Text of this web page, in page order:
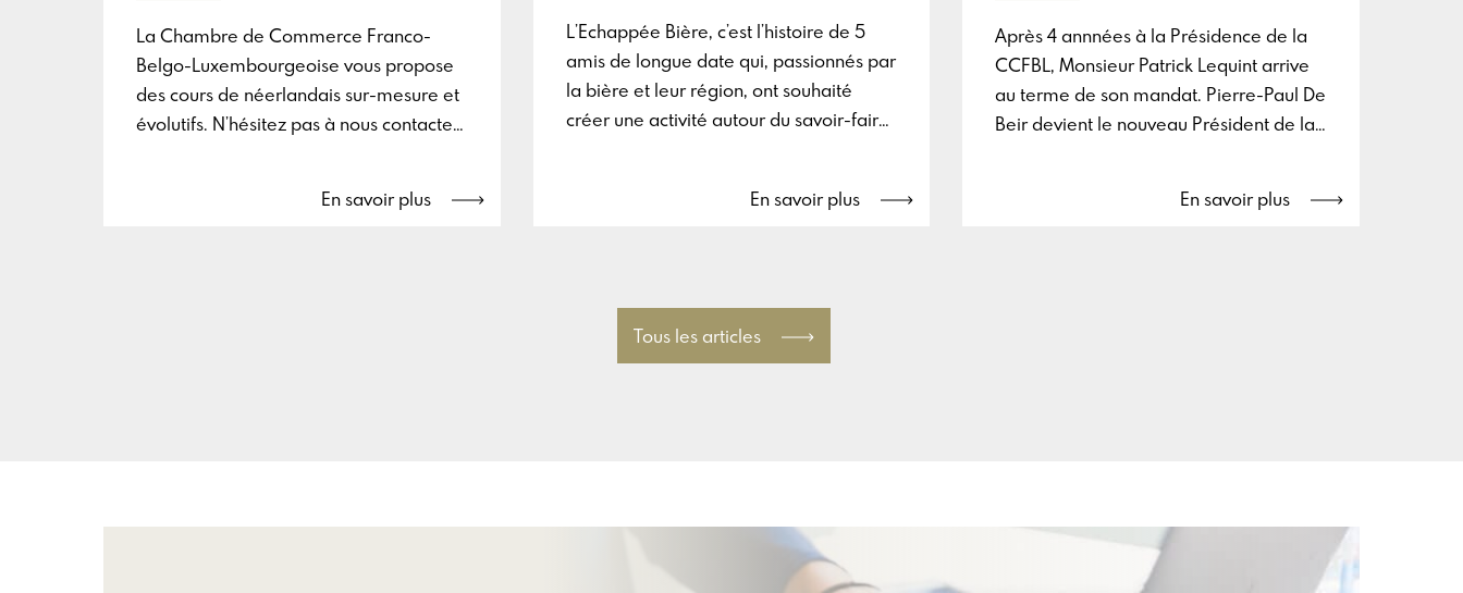
La Chambre de Commerce Franco-
Belgo-Luxembourgeoise vous propose
des cours de néerlandais sur-mesure et
évolutifs. N’hésitez pas à nous contacter
En savoir plus
L’Echappée Bière, c’est l’histoire de 5
amis de longue date qui, passionnés par
la bière et leur région, ont souhaité
créer une activité autour du savoir-faire
En savoir plus
Après 4 annnées à la Présidence de la
CCFBL, Monsieur Patrick Lequint arrive
au terme de son mandat. Pierre-Paul De
Beir devient le nouveau Président de la
En savoir plus
Tous les articles